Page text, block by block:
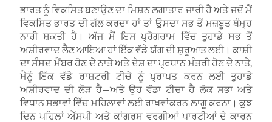
ਭਾਰਤ ਨੂੰ ਵਿਕਸਿਤ ਬਣਾਉਣ ਦਾ ਮਿਸ਼ਨ ਲਗਾਤਾਰ ਜਾਰੀ ਹੈ ਅਤੇ ਜਦੋਂ ਮੈਂ
ਵਿਕਸਿਤ ਭਾਰਤ ਦੀ ਗੱਲ ਕਰਦਾ ਹਾਂ ਤਾਂ ਉਸਦਾ ਸਭ ਤੋਂ ਮਜ਼ਬੂਤ ਥੰਮ੍ਹ
ਨਾਰੀ ਸ਼ਕਤੀ ਹੈ। ਅੱਜ ਮੈਂ ਇਸ ਪ੍ਰੋਗਰਾਮ ਵਿੱਚ ਤੁਹਾਡੇ ਸਭ ਤੋਂ
ਅਸ਼ੀਰਵਾਦ ਲੈਣ ਆਇਆ ਹਾਂ ਇੱਕ ਵੱਡੇ ਯੱਗ ਦੀ ਸ਼ੁਰੂਆਤ ਲਈ। ਕਾਸ਼ੀ
ਦਾ ਸੰਸਦ ਮੈਂਬਰ ਹੋਣ ਦੇ ਨਾਤੇ ਅਤੇ ਦੇਸ਼ ਦਾ ਪ੍ਰਧਾਨ ਮੰਤਰੀ ਹੋਣ ਦੇ ਨਾਤੇ,
ਮੈਨੂੰ ਇੱਕ ਵੱਡੇ ਰਾਸ਼ਟਰੀ ਟੀਚੇ ਨੂੰ ਪ੍ਰਾਪਤ ਕਰਨ ਲਈ ਤੁਹਾਡੇ
ਅਸ਼ੀਰਵਾਦ ਦੀ ਲੋੜ ਹੈ—ਅਤੇ ਉਹ ਵੱਡਾ ਟੀਚਾ ਹੈ ਲੋਕ ਸਭਾ ਅਤੇ
ਵਿਧਾਨ ਸਭਾਵਾਂ ਵਿੱਚ ਮਹਿਲਾਵਾਂ ਲਈ ਰਾਖਵਾਂਕਰਨ ਲਾਗੂ ਕਰਨਾ। ਕੁਝ
ਦਿਨ ਪਹਿਲਾਂ ਐੱਸਪੀ ਅਤੇ ਕਾਂਗਰਸ ਵਰਗੀਆਂ ਪਾਰਟੀਆਂ ਦੇ ਕਾਰਨ